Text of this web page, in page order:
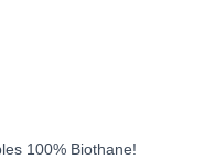
100% Biothane!